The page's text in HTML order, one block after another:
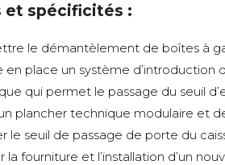
et spécificités :
le démantèlement de boîtes à
en place un système d’introduction
qui permet le passage du seuil
plancher technique modulaire et
le seuil de passage de porte du
la fourniture et l’installation d’un